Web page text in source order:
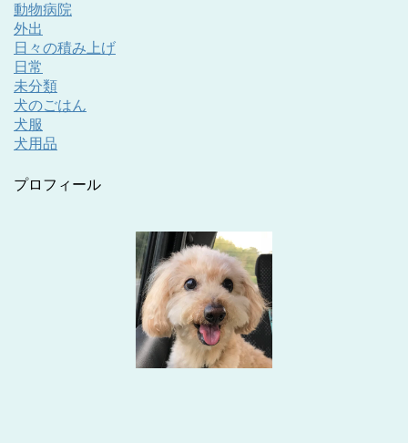
動物病院
外出
日々の積み上げ
日常
未分類
犬のごはん
犬服
犬用品
プロフィール